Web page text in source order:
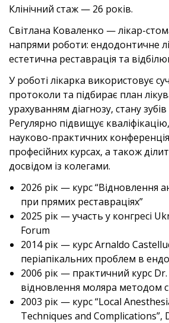
Клінічний стаж — 26 років.
Світлана Коваленко — лікар-
напрями роботи: ендодонтичне
естетична реставрація та
У роботі лікарка використовує
протоколи та підбирає план
урахуванням діагнозу, стану
Регулярно підвищує
науково-практичних
професійних курсах, а також
досвідом із колегами.
2026 рік — курс “Відновлення
при прямих реставраціях”
2025 рік — участь у конгресі
Forum
2014 рік — курс Arnaldo
періапікальних проблем в
2006 рік — практичний курс
відновлення моляра методом
2003 рік — курс “Local
Techniques and Complications”,